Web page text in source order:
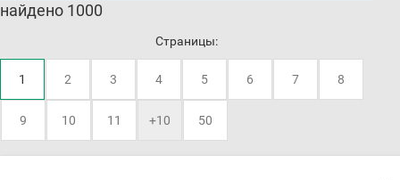
найдено 1000
Страницы:
1 2 3 4 5 6 7 8
9 10 11 +10 50